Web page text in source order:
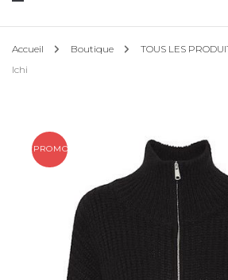
Accueil Boutique TOUS LES
Ichi
PROMO !